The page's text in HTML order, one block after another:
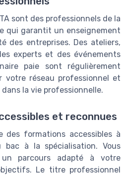
sont des professionnels de la
qui garantit un enseignement
des entreprises. Des ateliers,
experts et des événements
paie sont régulièrement
votre réseau professionnel et
la vie professionnelle.
et reconnues
des formations accessibles à
bac à la spécialisation. Vous
parcours adapté à votre
Le titre professionnel